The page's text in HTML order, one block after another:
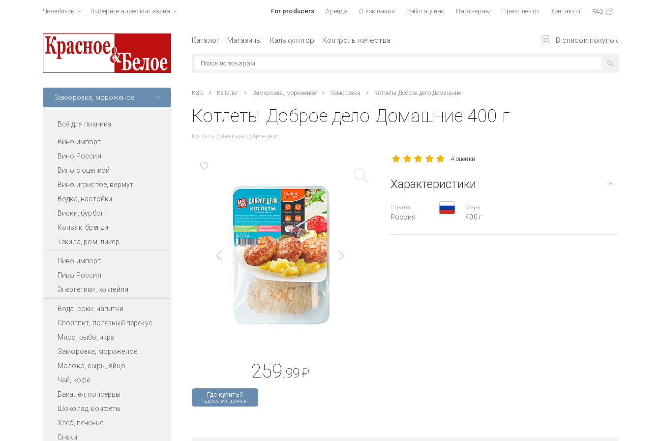
Челябинск Выберите адрес магазина For producers Аренда О компании Работа у нас Партнерам Пресс-центр Контакты
В список покупок
Каталог Магазины Калькулятор Контроль качества
Заморозка, мороженое
Всё для пикника
Вино импорт
Вино Россия
Вино с оценкой
Вино игристое, вермут
Водка, настойки
Виски, бурбон
Коньяк, бренди
Текила, ром, ликер
Пиво импорт
Пиво Россия
Энергетики, коктейли
Вода, соки, напитки
Спортпит, полезный перекус
Мясо, рыба, икра
Заморозка, мороженое
Молоко, сыры, яйцо
Чай, кофе
Бакалея, консервы
Шоколад, конфеты
Хлеб, печенье
Снеки
К&Б Каталог Заморозка, мороженое Заморозка Котлеты Доброе дело Домашние
Котлеты Доброе дело Домашние 400 г
Котлеты Домашние Доброе дело
Где купить?
адреса магазинов
259 .99₽
4 оценки
Характеристики
Страна
Россия
Мера
400 г